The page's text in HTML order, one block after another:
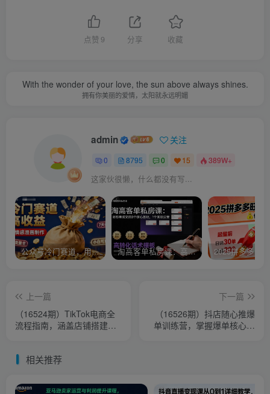
点赞 9 分享 收藏
With the wonder of your love, the sun above always shines.
拥有你美丽的爱情，太阳就永远明媚
admin 关注
0 8795 0 15 389W+
这家伙很懒，什么都没有写...
公众号冷门赛道，用AI做情感漫画，7天开通流量主，操作简单，小白可玩 淘高客单私房课：高客单成交的3个核心基础，1个实操法宝
上一篇
（16524期）TikTok电商全
流程指南，涵盖店铺搭建、
下一篇
（16526期）抖店随心推爆
单训练营，掌握爆单核心技
相关推荐